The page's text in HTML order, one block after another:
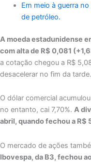
Em meio à guerra
de petróleo.
A moeda estadunidense
com alta de R$ 0,081
a cotação chegou a R$
desacelerar no fim da tarde.
O dólar comercial
no entanto, cai 7,70%. A
abril, quando fechou a R$
O mercado de ações
Ibovespa, da B3, fechou